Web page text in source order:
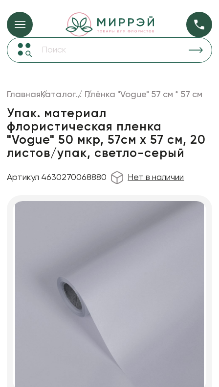
Упаковка для цветов и подарков Упаковка для
прозрачная
Лента
Товары для флористов
Декоративные вазы, кашпо
ГлавнаяКаталог... Плёнка "Vogue" 57 см * 57 см
Упак. материал
флористическая пленка
"Vogue" 50 мкр, 57см х 57 см, 20
листов/упак, светло-серый
Артикул 4630270068880 Нет в наличии